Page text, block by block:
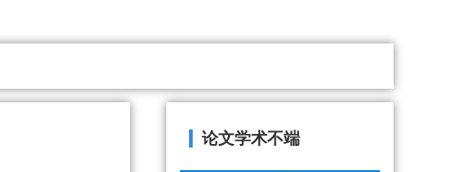
论文学术不端